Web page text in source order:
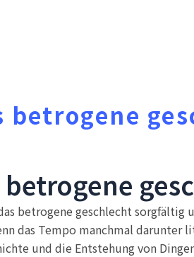
betrogene
betrogene geschlecht
das Tempo manchmal darunter
und die Entstehung von